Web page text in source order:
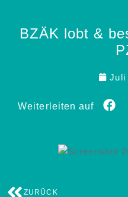
BZÄK lobt &
Juli
Weiterleiten auf
ZURÜCK